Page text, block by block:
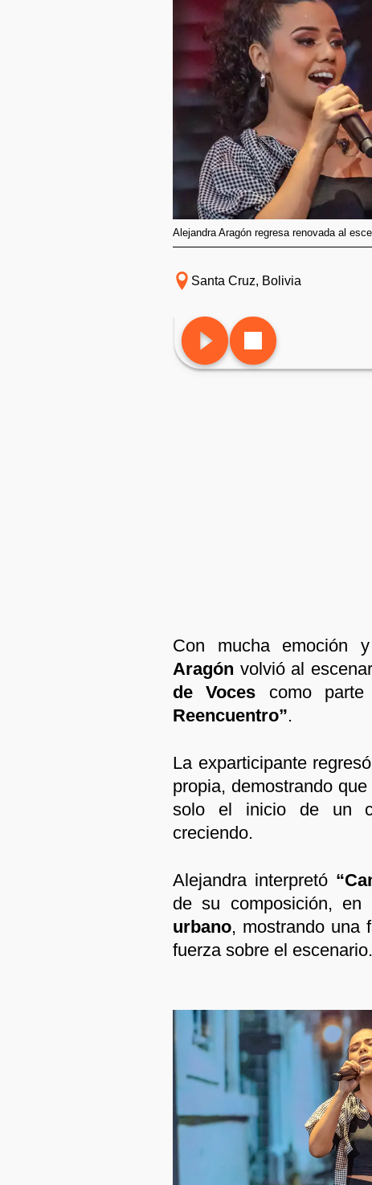
Alejandra Aragón regresa renovada al
Santa Cruz, Bolivia
Con mucha emoción
Aragón volvió al
de Voces como
Reencuentro”.
La exparticipante
propia, demostrando
solo el inicio de un
creciendo.
Alejandra interpretó
de su composición, en
urbano, mostrando una
fuerza sobre el escenario.